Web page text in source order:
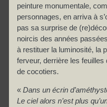
peinture monumentale,
personnages, en arriva à
pas sa surprise de
noircis des années
à restituer la luminosité, la
ferveur, derrière les
de cocotiers.
«Dans un écrin
Le ciel alors n’est plus